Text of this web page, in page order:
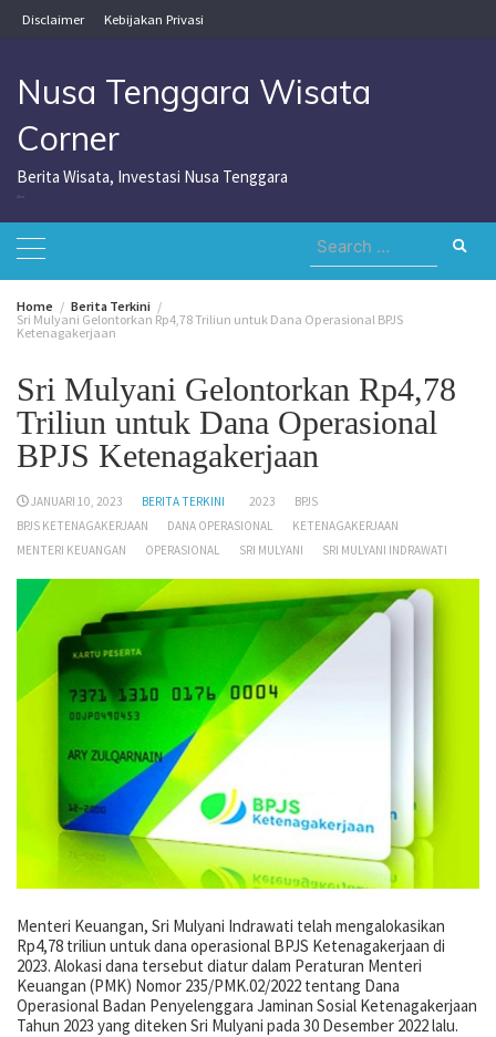
Skip
to
Disclaimer Kebijakan Privasi
Nusa Tenggara Wisata
Corner
Berita Wisata, Investasi Nusa Tenggara
Search
for:
Home
Berita Terkini
Sri Mulyani Gelontorkan Rp4,78 Triliun untuk Dana Operasional BPJS
Ketenagakerjaan
Sri Mulyani Gelontorkan Rp4,78
Triliun untuk Dana Operasional
BPJS Ketenagakerjaan
JANUARI 10, 2023 BERITA TERKINI 2023
BPJS
BPJS KETENAGAKERJAAN
DANA OPERASIONAL
KETENAGAKERJAAN
MENTERI KEUANGAN
OPERASIONAL SRI MULYANI SRI MULYANI INDRAWATI
Menteri Keuangan, Sri Mulyani Indrawati telah mengalokasikan
Rp4,78 triliun untuk dana operasional BPJS Ketenagakerjaan di
2023. Alokasi dana tersebut diatur dalam Peraturan Menteri
Keuangan (PMK) Nomor 235/PMK.02/2022 tentang Dana
Operasional Badan Penyelenggara Jaminan Sosial Ketenagakerjaan
Tahun 2023 yang diteken Sri Mulyani pada 30 Desember 2022 lalu.